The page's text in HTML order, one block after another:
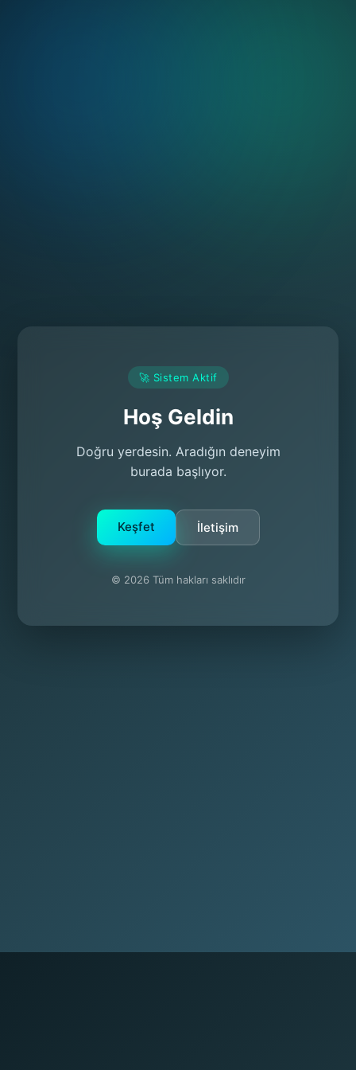
🚀 Sistem Aktif
Hoş Geldin
Doğru yerdesin. Aradığın deneyim
burada başlıyor.
Keşfet İletişim
© 2026 Tüm hakları saklıdır